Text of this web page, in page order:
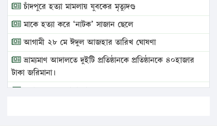
চাঁদপুরে হত্যা মামলায় যুবকের মৃত্যুদণ্ড
মাকে হত্যা করে ‘নাটক’ সাজান ছেলে
আগামী ২৮ মে ঈদুল আজহার তারিখ ঘোষণা
ভ্রাম্যমাণ আদালতে দুইটি প্রতিষ্ঠানকে প্রতিষ্ঠানকে ৪০হাজার
টাকা জরিমানা।
এবার লঞ্চের ভাড়া বাড়ল